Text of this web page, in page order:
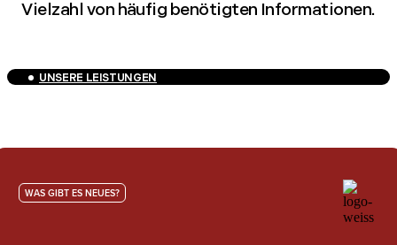
Vielzahl von häufig benötigten Informationen.
UNSERE LEISTUNGEN
WAS GIBT ES NEUES?